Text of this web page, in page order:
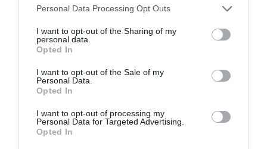
Please note that this website/app uses one or more Google
not limited to your visit or usage behaviour. You may click to
grant or deny consent to Google and its third-party tags to
use your data for below specified purposes in below Google
consent section.
Personal Data Processing Opt Outs
I want to opt-out of the Sharing of my
personal data.
Opted In
I want to opt-out of the Sale of my
Personal Data.
Opted In
I want to opt-out of processing my
Personal Data for Targeted Advertising.
Opted In
MIKÉNT VÉDEKEZTEK A HULLARABLÓK ELLEN AKKOR,
AMIKOR AZ ANATÓMIAI KUTATÁSOK ÉRDEKÉBEN SEM
HASONLÓ ÉRDEKESSÉGEK